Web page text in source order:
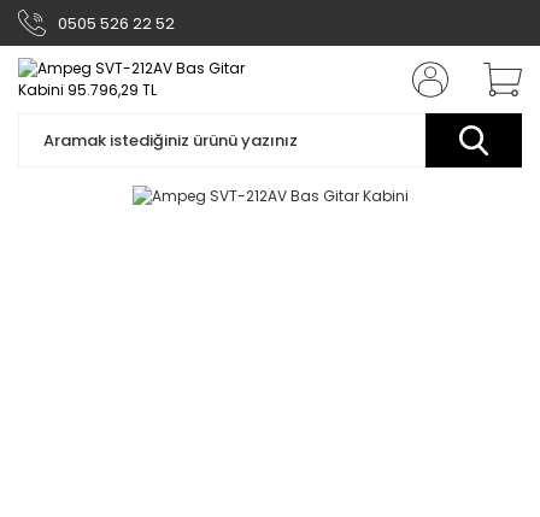
0505 526 22 52